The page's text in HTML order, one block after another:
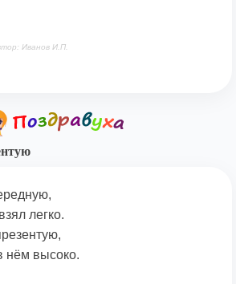
Иванов И.П.
легко.
нём высоко.